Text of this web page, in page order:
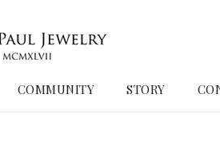
COMMUNITY STORY